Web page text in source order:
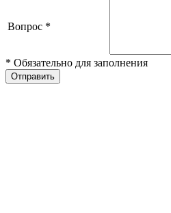
Вопрос *
* Обязательно для заполнения
Отправить